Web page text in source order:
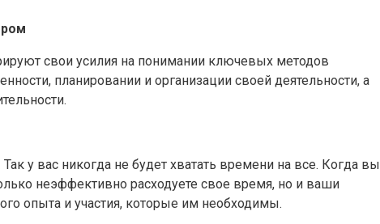
свои усилия на понимании ключевых методов
планировании и организации своей деятельности, а
у вас никогда не будет хватать времени на все. Когда вы
неэффективно расходуете свое время, но и ваши
опыта и участия, которые им необходимы.